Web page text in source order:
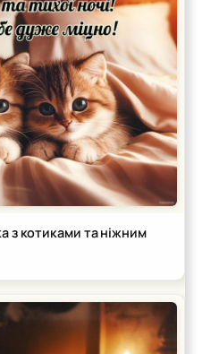
з котиками та ніжним